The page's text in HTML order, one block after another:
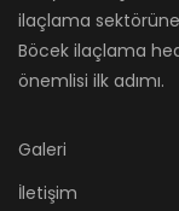
ilaçlama
Böcek ilaçlama
önemlisi ilk adımı.
Galeri
İletişim